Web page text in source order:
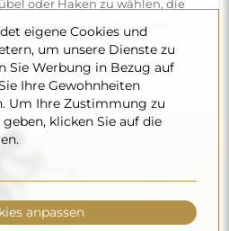
achten Sie darauf, dass sie
7) haben. Vermeiden Sie
mit Essig, Ammoniak oder
der Spiegel sein schönes
in unserem Blog.
eigene Cookies und
um unsere Dienste zu
Sie Werbung in Bezug auf
Ihre Gewohnheiten
Um Ihre Zustimmung zu
klicken Sie auf die
anpassen